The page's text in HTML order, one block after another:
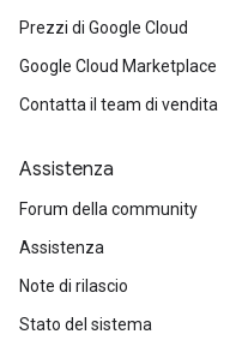
Prezzi di Google Cloud
Google Cloud Marketplace
Contatta il team di vendita
Assistenza
Forum della community
Assistenza
Note di rilascio
Stato del sistema